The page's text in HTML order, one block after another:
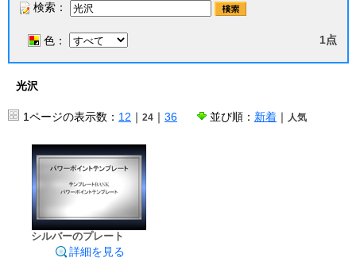
検索：
色： 1点
光沢
1ページの表示数： 12 ｜ 24 ｜ 36 並び順： 新着 ｜ 人気
シルバーのプレート
詳細を見る